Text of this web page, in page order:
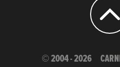
© 2004 - 2026